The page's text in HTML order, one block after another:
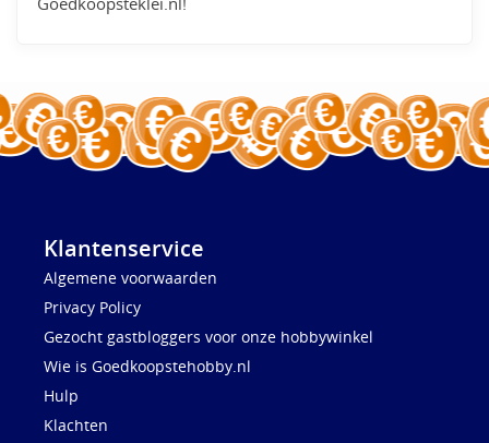
Goedkoopsteklei.nl!
Klantenservice
Algemene voorwaarden
Privacy Policy
Gezocht gastbloggers voor onze hobbywinkel
Wie is Goedkoopstehobby.nl
Hulp
Klachten